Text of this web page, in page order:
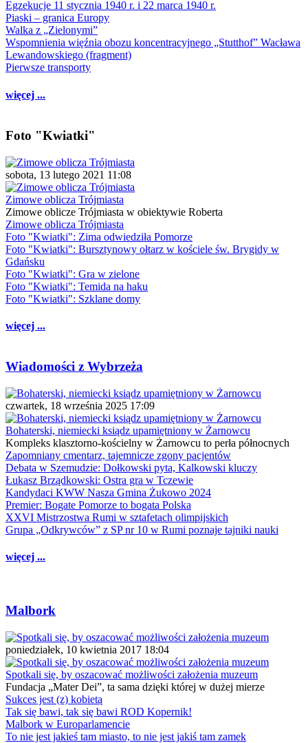
Egzekucje 11 stycznia 1940 r. i 22 marca 1940 r.
Piaski – granica Europy
Walka z „Zielonymi”
Wspomnienia więźnia obozu koncentracyjnego „Stutthof” Wacława
Lewandowskiego (fragment)
Pierwsze transporty
więcej ...
Foto "Kwiatki"
sobota, 13 lutego 2021 11:08
Zimowe oblicza Trójmiasta
Zimowe oblicze Trójmiasta w obiektywie Roberta
Zimowe oblicza Trójmiasta
Foto "Kwiatki": Zima odwiedziła Pomorze
Foto "Kwiatki": Bursztynowy ołtarz w kościele św. Brygidy w
Gdańsku
Foto "Kwiatki": Gra w zielone
Foto "Kwiatki": Temida na haku
Foto "Kwiatki": Szklane domy
więcej ...
Wiadomości z Wybrzeża
czwartek, 18 września 2025 17:09
Bohaterski, niemiecki ksiądz upamiętniony w Żarnowcu
Kompleks klasztorno-kościelny w Żarnowcu to perła północnych
Zapomniany cmentarz, tajemnicze zgony pacjentów
Debata w Szemudzie: Dołkowski pyta, Kalkowski kluczy
Łukasz Brządkowski: Ostra gra w Tczewie
Kandydaci KWW Nasza Gmina Żukowo 2024
Premier: Bogate Pomorze to bogata Polska
XXVI Mistrzostwa Rumi w sztafetach olimpijskich
Grupa „Odkrywców” z SP nr 10 w Rumi poznaje tajniki nauki
więcej ...
Malbork
poniedziałek, 10 kwietnia 2017 18:04
Spotkali się, by oszacować możliwości założenia muzeum
Fundacja „Mater Dei”, ta sama dzięki której w dużej mierze
Sukces jest (z) kobietą
Tak się bawi, tak się bawi ROD Kopernik!
Malbork w Europarlamencie
To nie jest jakieś tam miasto, to nie jest jakiś tam zamek